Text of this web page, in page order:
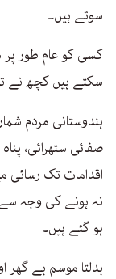
سوتے ہیں۔
کسی کو عام طور
سکتے ہیں کچھ نے
صفائی ستھرائی،
اقدامات تک رسائی
نہ ہونے کی وجہ
ہو گئے ہیں۔
بدلتا موسم بے گھر